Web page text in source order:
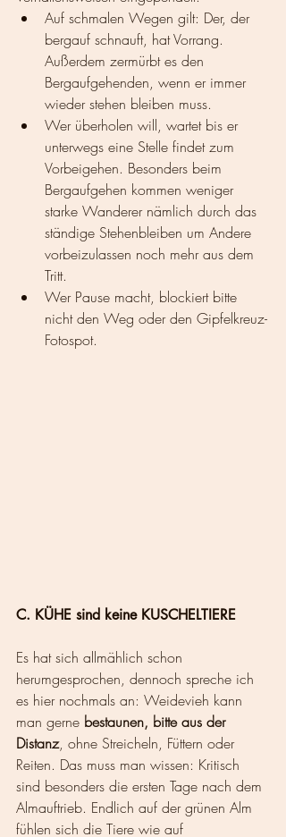
Auf schmalen Wegen gilt: Der, der
bergauf schnauft, hat Vorrang.
Außerdem zermürbt es den
Bergaufgehenden, wenn er immer
wieder stehen bleiben muss.
Wer überholen will, wartet bis er
unterwegs eine Stelle findet zum
Vorbeigehen. Besonders beim
Bergaufgehen kommen weniger
starke Wanderer nämlich durch das
ständige Stehenbleiben um Andere
vorbeizulassen noch mehr aus dem
Tritt.
Wer Pause macht, blockiert bitte
nicht den Weg oder den Gipfelkreuz-
Fotospot.
C. KÜHE sind keine KUSCHELTIERE
Es hat sich allmählich schon
herumgesprochen, dennoch spreche ich
es hier nochmals an: Weidevieh kann
man gerne bestaunen, bitte aus der
Distanz, ohne Streicheln, Füttern oder
Reiten. Das muss man wissen: Kritisch
sind besonders die ersten Tage nach dem
Almauftrieb. Endlich auf der grünen Alm
fühlen sich die Tiere wie auf